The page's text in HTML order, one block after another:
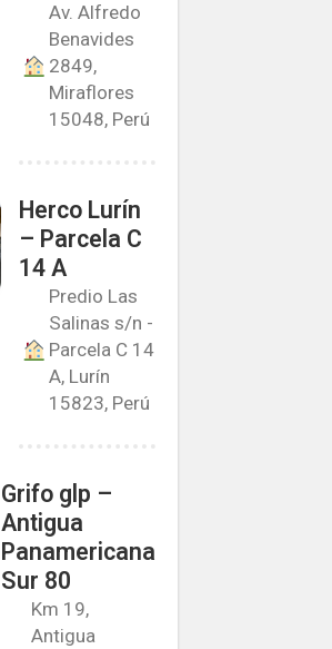
Av. Alfredo
Benavides
2849,
Miraflores
15048, Perú
Herco Lurín
– Parcela C
14 A
Predio Las
Salinas s/n -
Parcela C 14
A, Lurín
15823, Perú
Grifo glp –
Antigua
Panamericana
Sur 80
Km 19,
Antigua